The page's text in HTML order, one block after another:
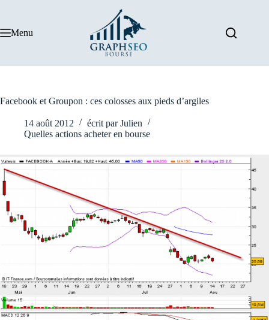
Menu
Facebook et Groupon : ces colosses aux pieds d’argiles
14 août 2012 écrit par Julien
Quelles actions acheter en bourse